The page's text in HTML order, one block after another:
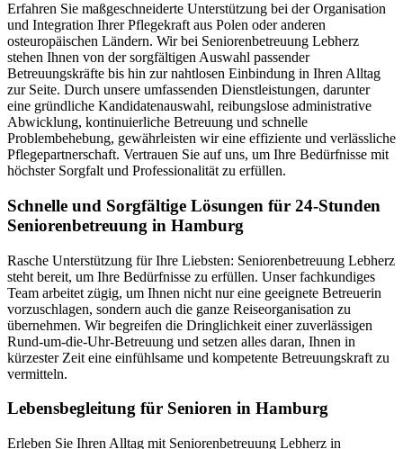
Erfahren Sie maßgeschneiderte Unterstützung bei der Organisation
und Integration Ihrer Pflegekraft aus Polen oder anderen
osteuropäischen Ländern. Wir bei Seniorenbetreuung Lebherz
stehen Ihnen von der sorgfältigen Auswahl passender
Betreuungskräfte bis hin zur nahtlosen Einbindung in Ihren Alltag
zur Seite. Durch unsere umfassenden Dienstleistungen, darunter
eine gründliche Kandidatenauswahl, reibungslose administrative
Abwicklung, kontinuierliche Betreuung und schnelle
Problembehebung, gewährleisten wir eine effiziente und verlässliche
Pflegepartnerschaft. Vertrauen Sie auf uns, um Ihre Bedürfnisse mit
höchster Sorgfalt und Professionalität zu erfüllen.
Schnelle und Sorgfältige Lösungen für 24-Stunden
Seniorenbetreuung in Hamburg
Rasche Unterstützung für Ihre Liebsten: Seniorenbetreuung Lebherz
steht bereit, um Ihre Bedürfnisse zu erfüllen. Unser fachkundiges
Team arbeitet zügig, um Ihnen nicht nur eine geeignete Betreuerin
vorzuschlagen, sondern auch die ganze Reiseorganisation zu
übernehmen. Wir begreifen die Dringlichkeit einer zuverlässigen
Rund-um-die-Uhr-Betreuung und setzen alles daran, Ihnen in
kürzester Zeit eine einfühlsame und kompetente Betreuungskraft zu
vermitteln.
Lebensbegleitung für Senioren in Hamburg
Erleben Sie Ihren Alltag mit Seniorenbetreuung Lebherz in